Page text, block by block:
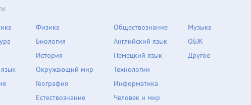
Физика
Биология
История
Окружающий мир
География
Естествознание
Обществознание
Английский язык
Немецкий язык
Технологии
Информатика
Человек и мир
Музыка
ОБЖ
Другое